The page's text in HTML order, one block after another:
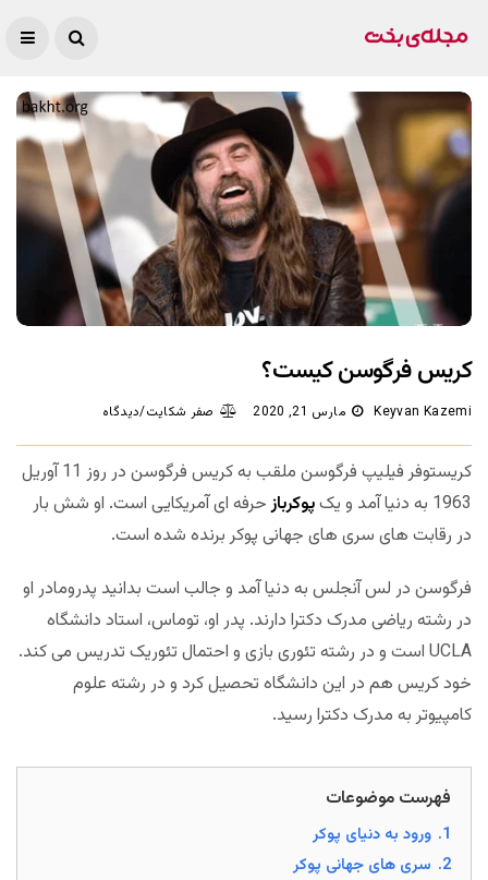
کریس فرگوسن کیست؟
Keyvan Kazemi مارس 21, 2020 صفر شکایت/دیدگاه
کریستوفر فیلیپ فرگوسن ملقب به کریس فرگوسن در روز 11 آوریل
1963 به دنیا آمد و یک
پوکربازحرفه ای آمریکایی است. او شش بار
در رقابت های سری های جهانی پوکر برنده شده است.
فرگوسن در لس آنجلس به دنیا آمد و جالب است بدانید پدرومادر او
در رشته ریاضی مدرک دکترا دارند. پدر او، توماس، استاد دانشگاه
UCLA است و در رشته تئوری بازی و احتمال تئوریک تدریس می کند.
خود کریس هم در این دانشگاه تحصیل کرد و در رشته علوم
کامپیوتر به مدرک دکترا رسید.
فهرست موضوعات
1. ورود به دنیای پوکر
2. سری های جهانی پوکر